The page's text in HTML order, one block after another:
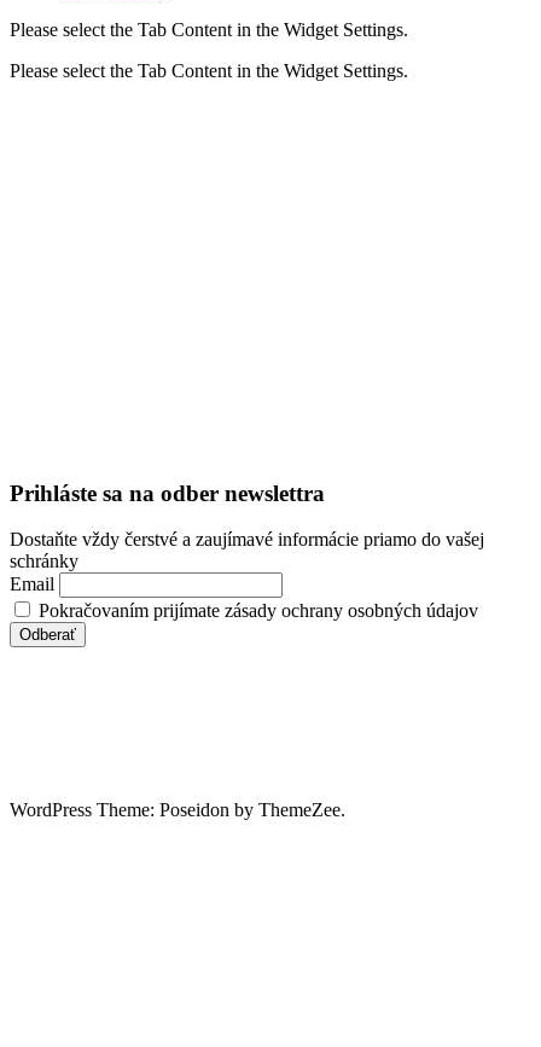
Please select the Tab Content in the Widget Settings.
Please select the Tab Content in the Widget Settings.
Prihláste sa na odber newslettra
Dostaňte vždy čerstvé a zaujímavé informácie priamo do vašej
schránky
Email
Pokračovaním prijímate zásady ochrany osobných údajov
WordPress Theme: Poseidon by ThemeZee.